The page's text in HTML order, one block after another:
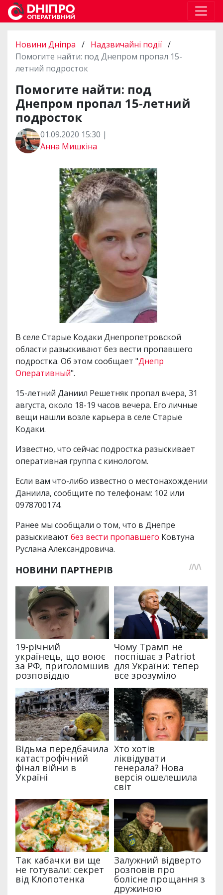
Новини Дніпра / Надзвичайні події /
Помогите найти: под Днепром пропал 15-
летний подросток
Помогите найти: под
Днепром пропал 15-летний
подросток
01.09.2020 15:30 |
Анна Мишкіна
В селе Старые Кодаки Днепропетровской
области разыскивают без вести пропавшего
подростка. Об этом сообщает "Днепр
Оперативный".
15-летний Даниил Решетняк пропал вчера, 31
августа, около 18-19 часов вечера. Его личные
вещи нашли возле карьера в селе Старые
Кодаки.
Известно, что сейчас подростка разыскивает
оперативная группа с кинологом.
Если вам что-либо известно о местонахождении
Даниила, сообщите по телефонам: 102 или
0978700174.
Ранее мы сообщали о том, что в Днепре
разыскивают без вести пропавшего Ковтуна
Руслана Александровича.